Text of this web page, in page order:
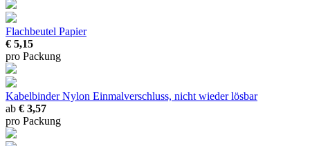
Flachbeutel Papier
€ 5,15
pro Packung
Kabelbinder Nylon Einmalverschluss, nicht wieder lösbar
ab € 3,57
pro Packung